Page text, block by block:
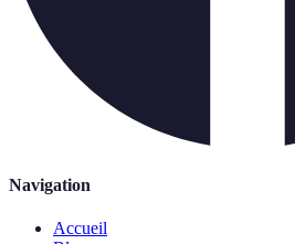
Navigation
Accueil